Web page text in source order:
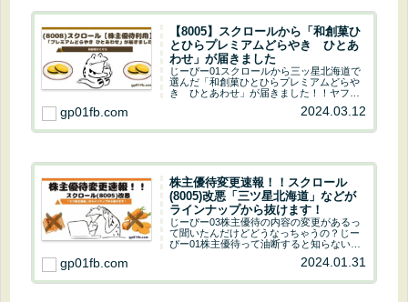
【8005】スクロールから「和創菓ひ
とひらプレミアムどらやき ひとあ
わせ」が届きました
じーぴー01スクロールから三ッ星北海道で
選んだ「和創菓ひとひらプレミアムどらや
き ひとあわせ」が届きました！！ヤフー
ファイナンスでスクロールをチェック株主
優待 取得条件 おさらい保有株式数継続
gp01fb.com 2024.03.12
株主優待変更速報！！スクロール
(8005)改悪「三ツ星北海道」などが
ラインナップから抜けます！
じーぴー03株主優待の内容の変更があるっ
て聞いたんだけどどうなっちゃうの？じー
ぴー01株主優待って油断すると知らないう
ちに変更することがあるよ。会社の業績が
良いと改善するし、悪ければ貰えるものが
gp01fb.com 2024.01.31